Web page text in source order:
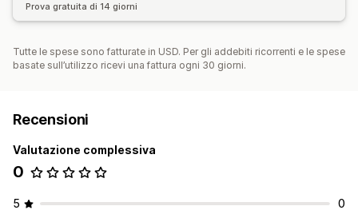
Prova gratuita di 14 giorni
Tutte le spese sono fatturate in USD. Per gli addebiti ricorrenti e le spese
basate sull’utilizzo ricevi una fattura ogni 30 giorni.
Recensioni
Valutazione complessiva
0
5
0